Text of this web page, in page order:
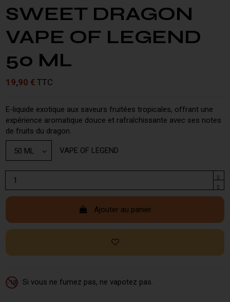
SWEET DRAGON
VAPE OF LEGEND
50 ML
19,90 €TTC
E-liquide exotique aux saveurs fruitées tropicales, offrant une
expérience aromatique douce et rafraîchissante avec ses notes
de fruits du dragon.
VAPE OF LEGEND
Ajouter au panier
-18 Si vous ne fumez pas, ne vapotez pas.